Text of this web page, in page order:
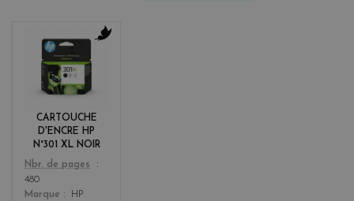
CARTOUCHE
D'ENCRE HP
N°301 XL NOIR
Color
k
Nbr. de pages
480
Marque
HP